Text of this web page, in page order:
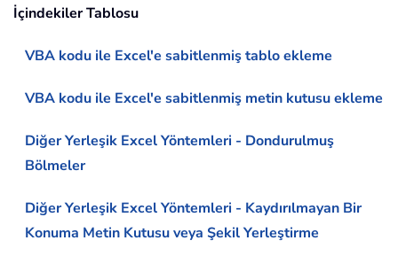
İçindekiler Tablosu
VBA kodu ile Excel'e sabitlenmiş tablo ekleme
VBA kodu ile Excel'e sabitlenmiş metin kutusu ekleme
Diğer Yerleşik Excel Yöntemleri - Dondurulmuş
Bölmeler
Diğer Yerleşik Excel Yöntemleri - Kaydırılmayan Bir
Konuma Metin Kutusu veya Şekil Yerleştirme